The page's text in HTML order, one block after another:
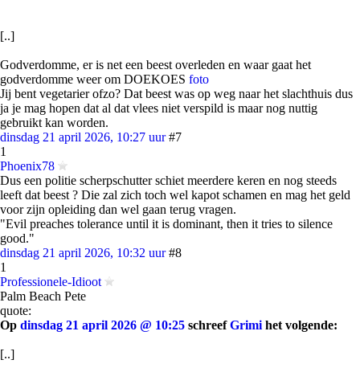
[..]
Godverdomme, er is net een beest overleden en waar gaat het
godverdomme weer om DOEKOES foto
Jij bent vegetarier ofzo? Dat beest was op weg naar het slachthuis dus
ja je mag hopen dat al dat vlees niet verspild is maar nog nuttig
gebruikt kan worden.
dinsdag 21 april 2026, 10:27 uur #7
1
Phoenix78
Dus een politie scherpschutter schiet meerdere keren en nog steeds
leeft dat beest ? Die zal zich toch wel kapot schamen en mag het geld
voor zijn opleiding dan wel gaan terug vragen.
"Evil preaches tolerance until it is dominant, then it tries to silence
good."
dinsdag 21 april 2026, 10:32 uur #8
1
Professionele-Idioot
Palm Beach Pete
quote:
Op dinsdag 21 april 2026 @ 10:25 schreefGrimi het volgende:
[..]